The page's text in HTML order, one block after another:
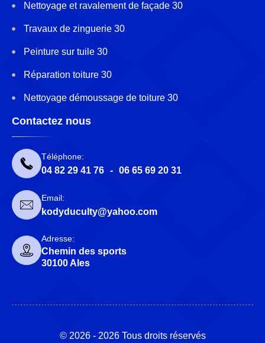
Nettoyage et ravalement de façade 30
Travaux de zinguerie 30
Peinture sur tuile 30
Réparation toiture 30
Nettoyage démoussage de toiture 30
Contactez nous
Téléphone:
04 82 29 41 76 - 06 65 69 20 31
Email:
kodyduculty@yahoo.com
Adresse:
Chemin des sports
30100 Ales
© 2026 - 2026 Tous droits réservés